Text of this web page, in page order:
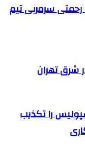
رحمتی سرمربی تیم
شرق تهران
را تکذیب